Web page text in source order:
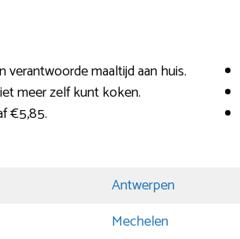
verantwoorde maaltijd aan huis.
meer zelf kunt koken.
€5,85.
Antwerpen
Mechelen